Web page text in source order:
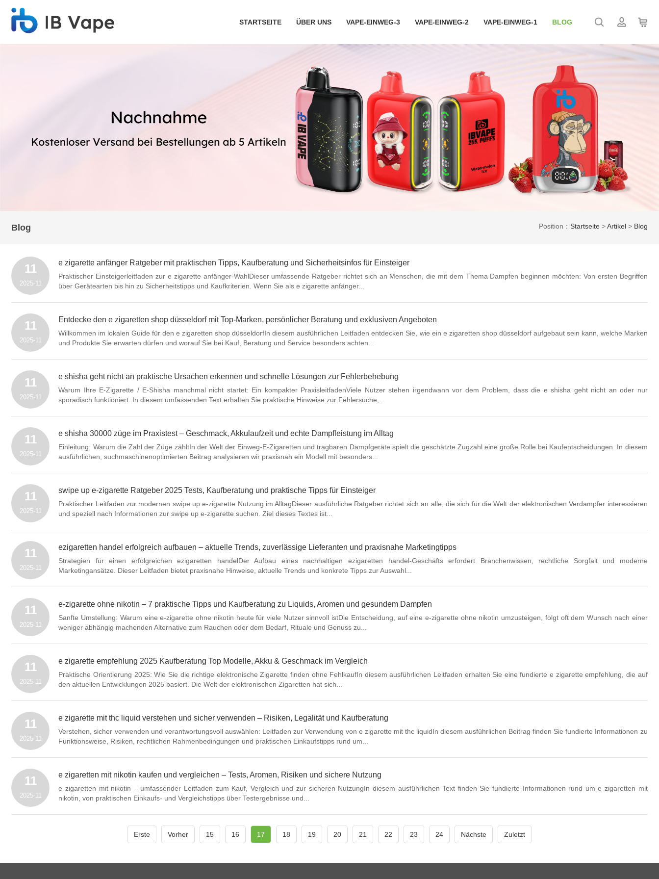
STARTSEITE ÜBER UNS VAPE-EINWEG-3 VAPE-EINWEG-2 VAPE-EINWEG-1 BLOG
Position： Startseite>Artikel> Blog
Blog
11
2025-11
e zigarette anfänger Ratgeber mit praktischen Tipps, Kaufberatung und Sicherheitsinfos für Einsteiger
Praktischer Einsteigerleitfaden zur e zigarette anfänger-WahlDieser umfassende Ratgeber richtet sich an Menschen, die mit dem Thema Dampfen beginnen möchten: Von ersten Begriffen
über Gerätearten bis hin zu Sicherheitstipps und Kaufkriterien. Wenn Sie als e zigarette anfänger...
11
2025-11
Entdecke den e zigaretten shop düsseldorf mit Top-Marken, persönlicher Beratung und exklusiven Angeboten
Willkommen im lokalen Guide für den e zigaretten shop düsseldorfIn diesem ausführlichen Leitfaden entdecken Sie, wie ein e zigaretten shop düsseldorf aufgebaut sein kann, welche Marken
und Produkte Sie erwarten dürfen und worauf Sie bei Kauf, Beratung und Service besonders achten...
11
2025-11
e shisha geht nicht an praktische Ursachen erkennen und schnelle Lösungen zur Fehlerbehebung
Warum Ihre E-Zigarette / E-Shisha manchmal nicht startet: Ein kompakter PraxisleitfadenViele Nutzer stehen irgendwann vor dem Problem, dass die e shisha geht nicht an oder nur
sporadisch funktioniert. In diesem umfassenden Text erhalten Sie praktische Hinweise zur Fehlersuche,...
11
2025-11
e shisha 30000 züge im Praxistest – Geschmack, Akkulaufzeit und echte Dampfleistung im Alltag
Einleitung: Warum die Zahl der Züge zähltIn der Welt der Einweg-E-Zigaretten und tragbaren Dampfgeräte spielt die geschätzte Zugzahl eine große Rolle bei Kaufentscheidungen. In diesem
ausführlichen, suchmaschinenoptimierten Beitrag analysieren wir praxisnah ein Modell mit besonders...
11
2025-11
swipe up e-zigarette Ratgeber 2025 Tests, Kaufberatung und praktische Tipps für Einsteiger
Praktischer Leitfaden zur modernen swipe up e-zigarette Nutzung im AlltagDieser ausführliche Ratgeber richtet sich an alle, die sich für die Welt der elektronischen Verdampfer interessieren
und speziell nach Informationen zur swipe up e-zigarette suchen. Ziel dieses Textes ist...
11
2025-11
ezigaretten handel erfolgreich aufbauen – aktuelle Trends, zuverlässige Lieferanten und praxisnahe Marketingtipps
Strategien für einen erfolgreichen ezigaretten handelDer Aufbau eines nachhaltigen ezigaretten handel-Geschäfts erfordert Branchenwissen, rechtliche Sorgfalt und moderne
Marketingansätze. Dieser Leitfaden bietet praxisnahe Hinweise, aktuelle Trends und konkrete Tipps zur Auswahl...
11
2025-11
e-zigarette ohne nikotin – 7 praktische Tipps und Kaufberatung zu Liquids, Aromen und gesundem Dampfen
Sanfte Umstellung: Warum eine e-zigarette ohne nikotin heute für viele Nutzer sinnvoll istDie Entscheidung, auf eine e-zigarette ohne nikotin umzusteigen, folgt oft dem Wunsch nach einer
weniger abhängig machenden Alternative zum Rauchen oder dem Bedarf, Rituale und Genuss zu...
11
2025-11
e zigarette empfehlung 2025 Kaufberatung Top Modelle, Akku & Geschmack im Vergleich
Praktische Orientierung 2025: Wie Sie die richtige elektronische Zigarette finden ohne FehlkaufIn diesem ausführlichen Leitfaden erhalten Sie eine fundierte e zigarette empfehlung, die auf
den aktuellen Entwicklungen 2025 basiert. Die Welt der elektronischen Zigaretten hat sich...
11
2025-11
e zigarette mit thc liquid verstehen und sicher verwenden – Risiken, Legalität und Kaufberatung
Verstehen, sicher verwenden und verantwortungsvoll auswählen: Leitfaden zur Verwendung von e zigarette mit thc liquidIn diesem ausführlichen Beitrag finden Sie fundierte Informationen zu
Funktionsweise, Risiken, rechtlichen Rahmenbedingungen und praktischen Einkaufstipps rund um...
11
2025-11
e zigaretten mit nikotin kaufen und vergleichen – Tests, Aromen, Risiken und sichere Nutzung
e zigaretten mit nikotin – umfassender Leitfaden zum Kauf, Vergleich und zur sicheren NutzungIn diesem ausführlichen Text finden Sie fundierte Informationen rund um e zigaretten mit
nikotin, von praktischen Einkaufs- und Vergleichstipps über Testergebnisse und...
Erste Vorher 15 16 17 18 19 20 21 22 23 24 Nächste Zuletzt